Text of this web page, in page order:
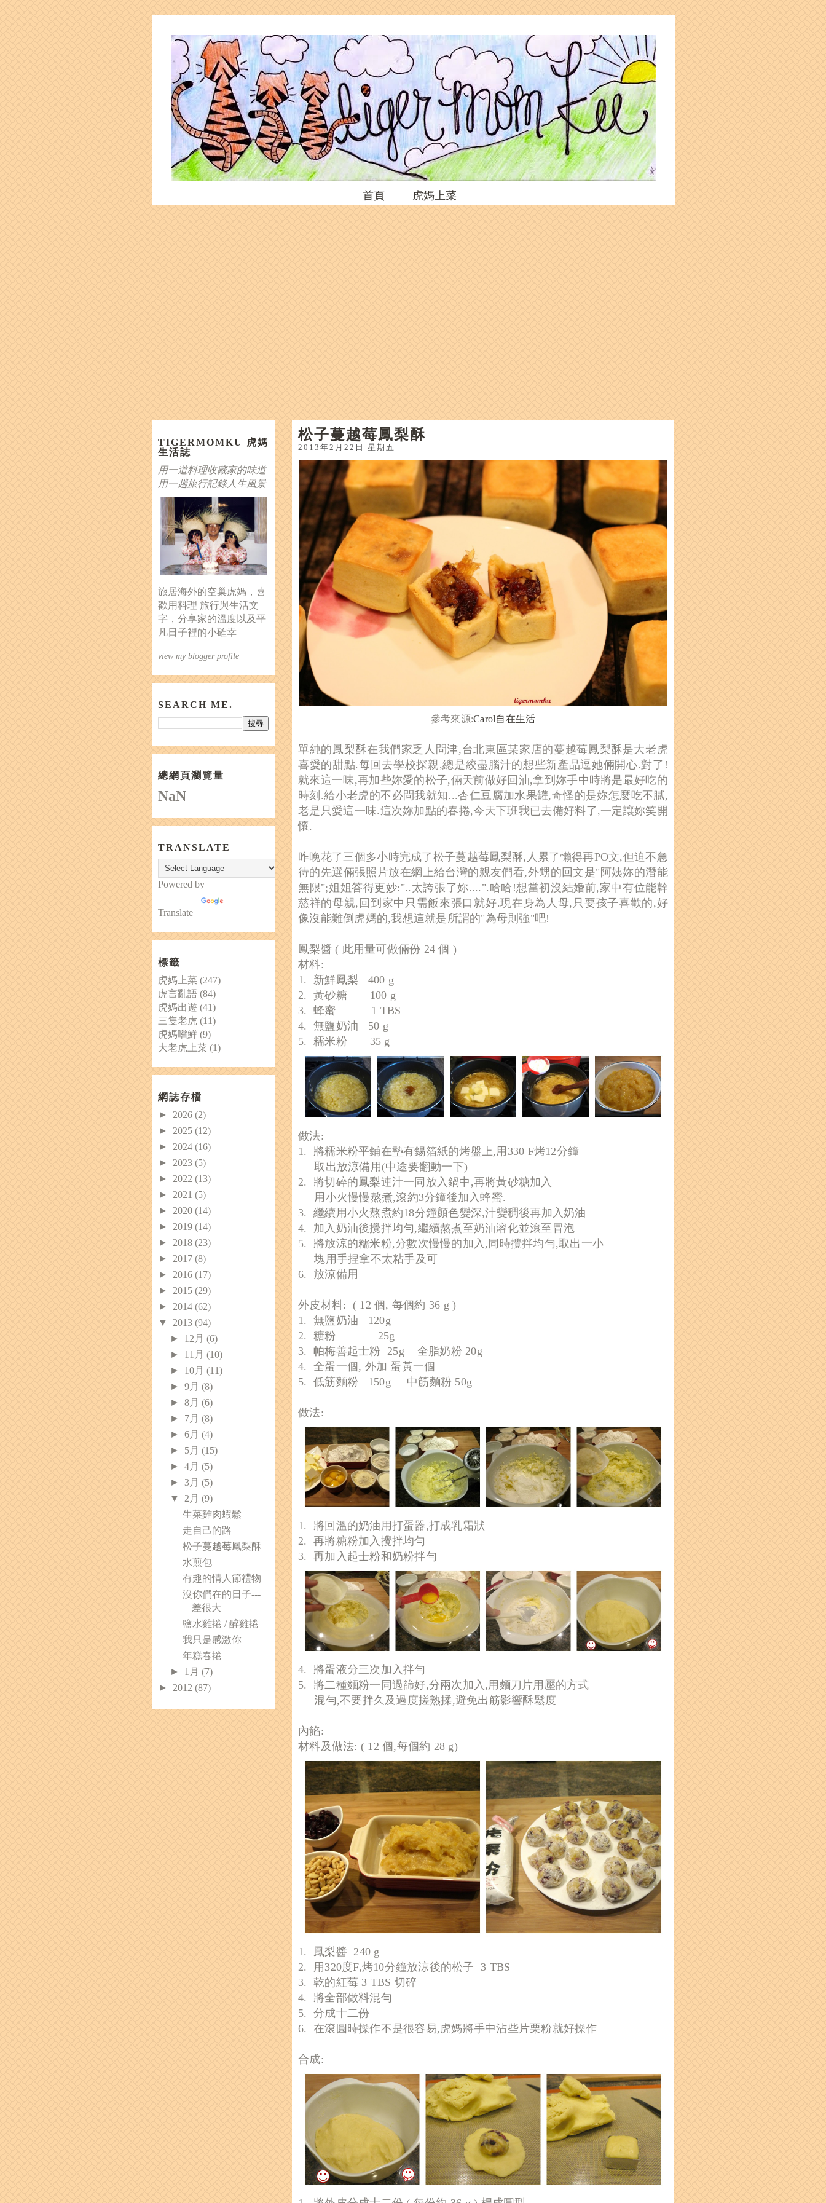
首頁 虎媽上菜
松子蔓越莓鳳梨酥
2013年2月22日 星期五
參考來源:Carol自在生活
單純的鳳梨酥在我們家乏人問津,台北東區某家店的蔓越莓鳳梨酥是大老虎
喜愛的甜點.每回去學校探親,總是絞盡腦汁的想些新產品逗她倆開心.對了!
就來這一味,再加些妳愛的松子,倆天前做好回油,拿到妳手中時將是最好吃的
時刻.給小老虎的不必問我就知...杏仁豆腐加水果罐,奇怪的是妳怎麼吃不膩,
老是只愛這一味.這次妳加點的春捲,今天下班我已去備好料了,一定讓妳笑開
懷.
昨晚花了三個多小時完成了松子蔓越莓鳳梨酥,人累了懶得再PO文,但迫不急
待的先選倆張照片放在網上給台灣的親友們看,外甥的回文是"阿姨妳的潛能
無限";姐姐答得更妙:"..太誇張了妳....".哈哈!想當初沒結婚前,家中有位能幹
慈祥的母親,回到家中只需飯來張口就好.現在身為人母,只要孩子喜歡的,好
像沒能難倒虎媽的,我想這就是所謂的"為母則強"吧!
鳳梨醬 ( 此用量可做倆份 24 個 )
材料:
1. 新鮮鳳梨 400 g
2. 黃砂糖 100 g
3. 蜂蜜 1 TBS
4. 無鹽奶油 50 g
5. 糯米粉 35 g
做法:
1. 將糯米粉平鋪在墊有錫箔紙的烤盤上,用330 F烤12分鐘
取出放涼備用(中途要翻動一下)
2. 將切碎的鳳梨連汁一同放入鍋中,再將黃砂糖加入
用小火慢慢熬煮,滾約3分鐘後加入蜂蜜.
3. 繼續用小火熬煮約18分鐘顏色變深,汁變稠後再加入奶油
4. 加入奶油後攪拌均勻,繼續熬煮至奶油溶化並滾至冒泡
5. 將放涼的糯米粉,分數次慢慢的加入,同時攪拌均勻,取出一小
塊用手捏拿不太粘手及可
6. 放涼備用
外皮材料: ( 12 個, 每個約 36 g )
1. 無鹽奶油 120g
2. 糖粉 25g
3.
帕梅善起士粉 25g 全脂奶粉 20g
4. 全蛋一個, 外加 蛋黃一個
5. 低筋麵粉 150g 中筋麵粉 50g
做法:
1. 將回溫的奶油用打蛋器,打成乳霜狀
2. 再將糖粉加入攪拌均勻
3. 再加入起士粉和奶粉拌勻
4. 將蛋液分三次加入拌勻
5. 將二種麵粉一同過篩好,分兩次加入,用麵刀片用壓的方式
混勻,不要拌久及過度搓熟揉,避免出筋影響酥鬆度
內餡:
材料及做法: ( 12 個,每個約 28 g)
1. 鳳梨醬 240 g
2. 用320度F,烤10分鐘放涼後的松子 3 TBS
3. 乾的紅莓 3 TBS 切碎
4. 將全部做料混勻
5. 分成十二份
6. 在滾圓時操作不是很容易,虎媽將手中沾些片栗粉就好操作
合成:
TIGERMOMKU 虎媽
生活誌
用一道料理收藏家的味道
用一趟旅行記錄人生風景
旅居海外的空巢虎媽，喜
歡用料理 旅行與生活文
字，分享家的溫度以及平
凡日子裡的小確幸
view my blogger profile
SEARCH ME.
總網頁瀏覽量
NaN
TRANSLATE
Powered by
Translate
標籤
虎媽上菜 (247)
虎言亂語 (84)
虎媽出遊 (41)
三隻老虎 (11)
虎媽嚐鮮 (9)
大老虎上菜 (1)
網誌存檔
► 2026 (2)
► 2025 (12)
► 2024 (16)
► 2023 (5)
► 2022 (13)
► 2021 (5)
► 2020 (14)
► 2019 (14)
► 2018 (23)
► 2017 (8)
► 2016 (17)
► 2015 (29)
► 2014 (62)
▼ 2013 (94)
► 12月(6)
► 11月(10)
► 10月(11)
►9月(8)
►8月(6)
► 7月(8)
►6月(4)
► 5月(15)
►4月(5)
►3月(5)
▼ 2月(9)
生菜雞肉蝦鬆
走自己的路
松子蔓越莓鳳梨酥
水煎包
有趣的情人節禮物
沒你們在的日子---
差很大
鹽水雞捲 / 醉雞捲
我只是感激你
年糕春捲
► 1月(7)
► 2012 (87)